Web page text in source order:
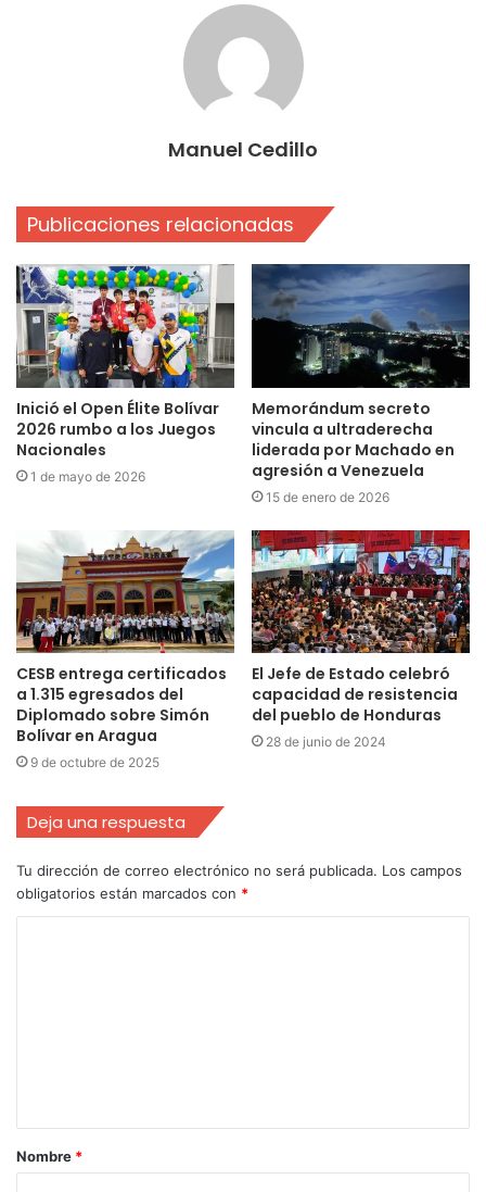
Manuel Cedillo
Publicaciones relacionadas
Inició el Open Élite Bolívar
2026 rumbo a los Juegos
Nacionales
1 de mayo de 2026
Memorándum secreto
vincula a ultraderecha
liderada por Machado en
agresión a Venezuela
15 de enero de 2026
CESB entrega certificados
a 1.315 egresados del
Diplomado sobre Simón
Bolívar en Aragua
9 de octubre de 2025
El Jefe de Estado celebró
capacidad de resistencia
del pueblo de Honduras
28 de junio de 2024
Deja una respuesta
Tu dirección de correo electrónico no será publicada. Los campos
obligatorios están marcados con *
Nombre *